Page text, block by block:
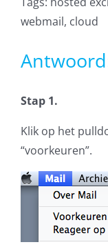
webmail, cloud
Stap 1.
Klik op het
“voorkeuren”.